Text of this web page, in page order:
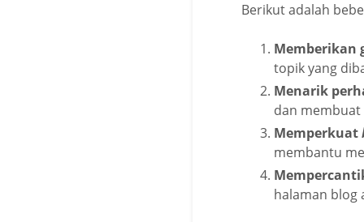
Berikut adalah
Memberikan
topik yang
Menarik
dan
Memperkuat
membantu
halaman blog